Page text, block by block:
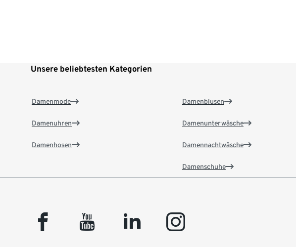
Unsere beliebtesten Kategorien
Damenmode
Damenuhren
Damenhosen
Damenblusen
Damenunterwäsche
Damennachtwäsche
Damenschuhe
facebook youtube linkedin instagram